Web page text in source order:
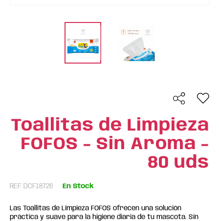
Toallitas de Limpieza
FOFOS - Sin Aroma -
80 uds
REF: DCF18726 En Stock
Las Toallitas de Limpieza FOFOS ofrecen una solución
práctica y suave para la higiene diaria de tu mascota. Sin